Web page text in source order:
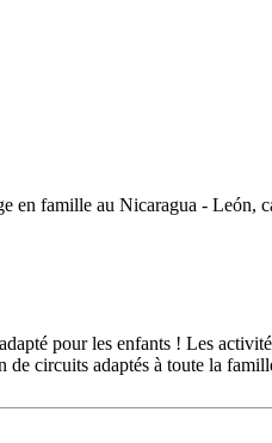
pour les enfants ! Les
circuits adaptés à toute la